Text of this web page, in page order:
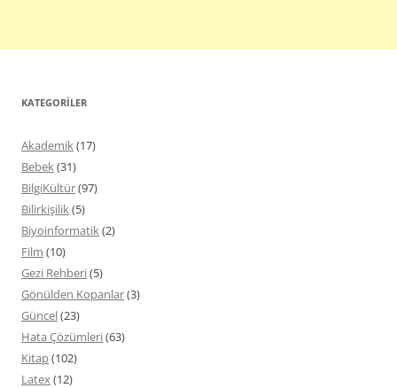
KATEGORILER
Akademik(17)
Bebek(31)
BilgiKültür(97)
Bilirkişilik(5)
Biyoinformatik(2)
Film (10)
Gezi Rehberi(5)
Gönülden Kopanlar(3)
Güncel(23)
Hata Çözümleri(63)
Kitap(102)
Latex(12)